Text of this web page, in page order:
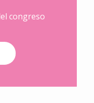
congreso